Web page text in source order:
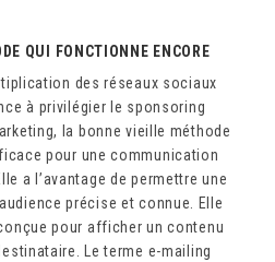
QUI FONCTIONNE ENCORE
des réseaux sociaux
à privilégier le sponsoring
la bonne vieille méthode
pour une communication
a l’avantage de permettre une
précise et connue. Elle
pour afficher un contenu
Le terme e-mailing